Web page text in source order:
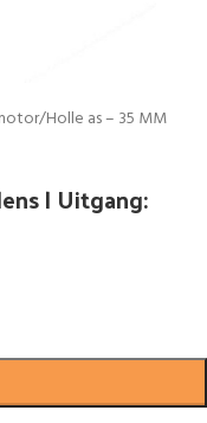
/Holle as – 35 MM
| Uitgang: